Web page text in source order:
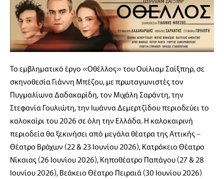
Το εμβληματικό έργο «Οθέλλος» του Ουίλιαμ Σαίξπηρ, σε
σκηνοθεσία Γιάννη Μπέζου, με πρωταγωνιστές τον
Πυγμαλίωνα Δαδακαρίδη, τον Μιχάλη Σαράντη, την
Στεφανία Γουλιώτη, την Ιωάννα Δεμερτζίδου περιοδεύει το
καλοκαίρι του 2026 σε όλη την Ελλάδα. Η καλοκαιρινή
περιοδεία θα ξεκινήσει από μεγάλα θέατρα της Αττικής –
Θέατρο Βράχων (22 & 23 Ιουνίου 2026), Κατράκειο Θέατρο
Νίκαιας (26 Ιουνίου 2026), Κηποθέατρο Παπάγου (27 & 28
Ιουνίου 2026), Βεάκειο Θέατρο Πειραιά (30 Ιουνίου 2026)